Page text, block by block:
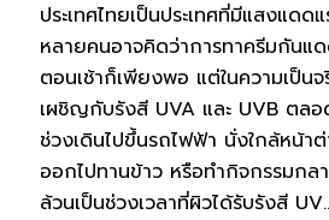
ประเทศไทยเป็นประเทศที่มีแสงแด
หลายคนอาจคิดว่าการทาครีมกันแ
ตอนเช้าก็เพียงพอ แต่ในความเป็น
เผชิญกับรังสี UVA และ UVB ตลอ
ช่วงเดินไปขึ้นรถไฟฟ้า นั่งใกล้หน้า
ออกไปทานข้าว หรือทำกิจกรรมกล
ล้วนเป็นช่วงเวลาที่ผิวได้รับรังสี